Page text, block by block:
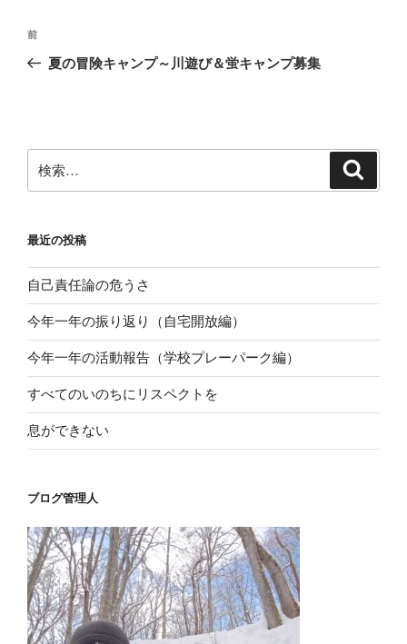
投
ナ
ー
シ
前
の
前
夏の冒険キャンプ～川遊び＆蛍キャンプ募集
索:
最近の投稿
自己責任論の危うさ
今年一年の振り返り（自宅開放編）
今年一年の活動報告（学校プレーパーク編）
すべてのいのちにリスペクトを
息ができない
ブログ管理人